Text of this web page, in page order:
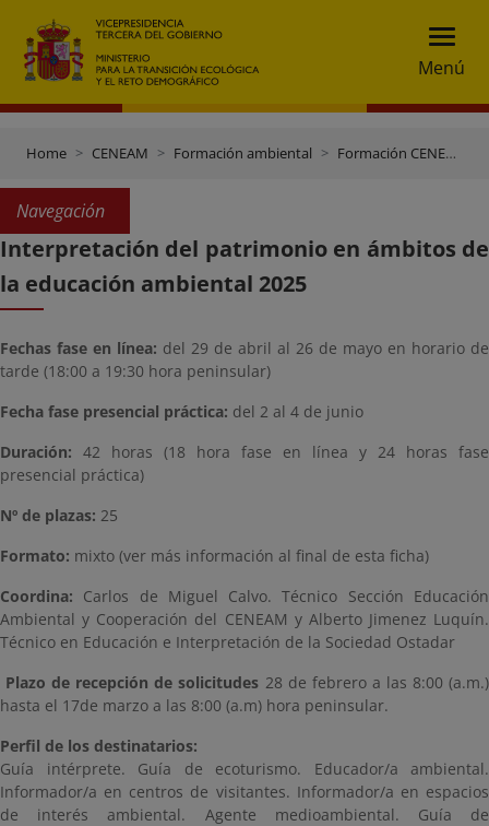
Menú
Home CENEAM Formación ambiental Formación CENEAM
Navegación
Interpretación del patrimonio en ámbitos de
la educación ambiental 2025
Fechas fase en línea: del 29 de abril al 26 de mayo en horario de
tarde (18:00 a 19:30 hora peninsular)
Fecha fase presencial práctica: del 2 al 4 de junio
Duración: 42 horas (18 hora fase en línea y 24 horas fase
presencial práctica)
Nº de plazas: 25
Formato: mixto (ver más información al final de esta ficha)
Coordina: Carlos de Miguel Calvo. Técnico Sección Educación
Ambiental y Cooperación del CENEAM y Alberto Jimenez Luquín.
Técnico en Educación e Interpretación de la Sociedad Ostadar
Plazo de recepción de solicitudes 28 de febrero a las 8:00 (a.m.)
hasta el 17de marzo a las 8:00 (a.m) hora peninsular.
Perfil de los destinatarios:
Guía intérprete. Guía de ecoturismo. Educador/a ambiental.
Informador/a en centros de visitantes. Informador/a en espacios
de interés ambiental. Agente medioambiental. Guía de